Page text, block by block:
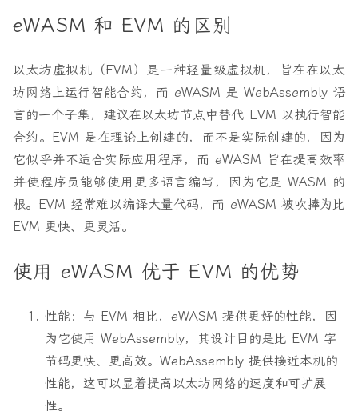
eWASM 和 EVM 的区别
以太坊虚拟机（EVM）是一种轻量级虚拟机，旨在在以太
坊网络上运行智能合约，而 eWASM 是 WebAssembly 语
言的一个子集，建议在以太坊节点中替代 EVM 以执行智能
合约。EVM 是在理论上创建的，而不是实际创建的，因为
它似乎并不适合实际应用程序，而 eWASM 旨在提高效率
并使程序员能够使用更多语言编写，因为它是 WASM 的
根。EVM 经常难以编译大量代码，而 eWASM 被吹捧为比
EVM 更快、更灵活。
使用 eWASM 优于 EVM 的优势
性能：与 EVM 相比，eWASM 提供更好的性能，因
为它使用 WebAssembly，其设计目的是比 EVM 字
节码更快、更高效。WebAssembly 提供接近本机的
性能，这可以显着提高以太坊网络的速度和可扩展
性。